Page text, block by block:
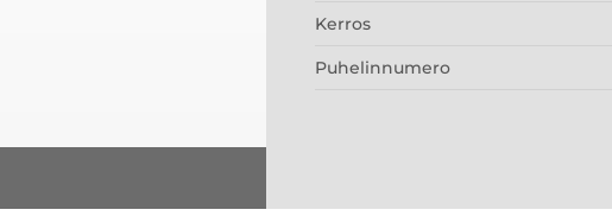
Kerros
Puhelinnumero